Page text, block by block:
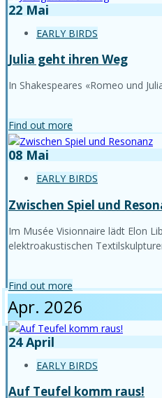
22 Mai
EARLY BIRDS
Julia geht ihren Weg
In Shakespeares «Romeo und
Find out more
08 Mai
EARLY BIRDS
Zwischen Spiel und
Im Musée Visionnaire lädt Elon
elektroakustischen
Find out more
Apr. 2026
24 April
EARLY BIRDS
Auf Teufel komm raus!